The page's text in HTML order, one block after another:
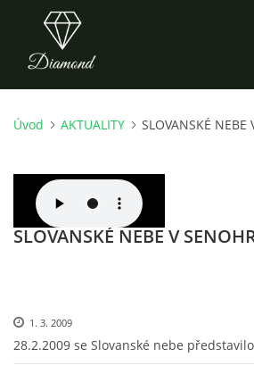
ÚVOD
AKTUALITY
O NÁS
CO NOVÉHO ZKOUŠÍME
Úvod AKTUALITY SLOVANSKÉ NEBE
SLOVANSKÉ NEBE V
1. 3. 2009
28.2.2009 se Slovanské nebe